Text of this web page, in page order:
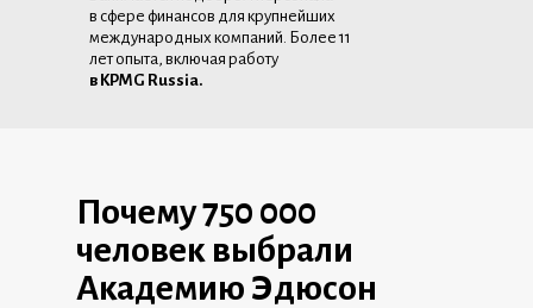
в сфере финансов для крупнейших
международных компаний. Более 11
лет опыта, включая работу
в KPMG Russia.
Почему 750 000
человек выбрали
Академию Эдюсон